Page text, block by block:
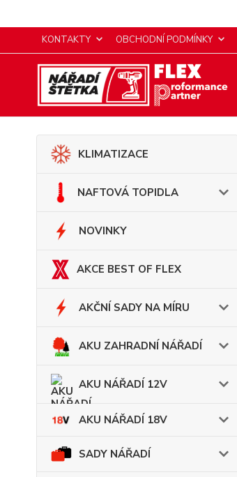
KONTAKTY OBCHODNÍ PODMÍNKY
KLIMATIZACE
NAFTOVÁ TOPIDLA
NOVINKY
AKCE BEST OF FLEX
AKČNÍ SADY NA MÍRU
AKU ZAHRADNÍ NÁŘADÍ
AKU NÁŘADÍ 12V
AKU NÁŘADÍ 18V
SADY NÁŘADÍ